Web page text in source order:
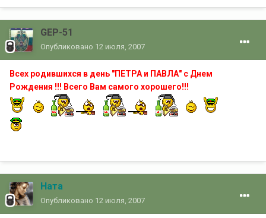
GEP-51
Опубликовано 12 июля, 2007
Всех родившихся в день "ПЕТРА и ПАВЛА" с Днем
Рождения !!! Всего Вам самого хорошего!!!
Ната
Опубликовано 12 июля, 2007